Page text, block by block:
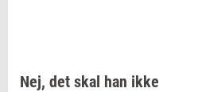
Nej, det skal han ikke